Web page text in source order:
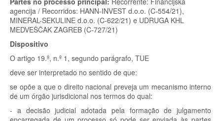
agencija / Recorridos: HANN-INVEST d.o.o. (C-554/21),
MINERAL-SEKULINE d.o.o. (C-622/21) e UDRUGA KHL
MEDVEŠČAK ZAGREB (C-727/21)
Dispositivo
O artigo 19.º, n.º 1, segundo parágrafo, TUE
deve ser interpretado no sentido de que:
se opõe a que o direito nacional preveja um mecanismo interno
de um órgão jurisdicional nos termos do qual:
- a decisão judicial adotada pela formação de julgamento